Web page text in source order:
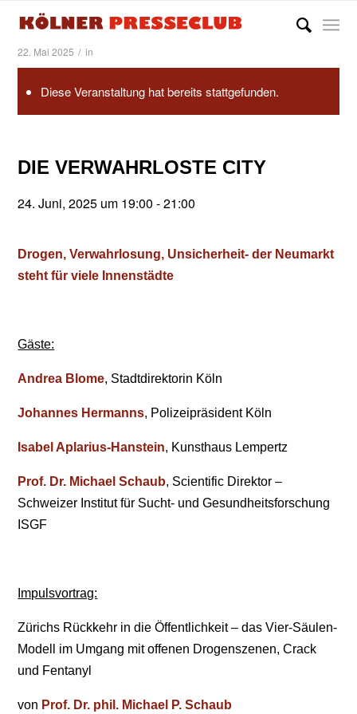
22. Mai 2025 / in
Diese Veranstaltung hat bereits stattgefunden.
DIE VERWAHRLOSTE CITY
24. Juni, 2025 um 19:00 -21:00
Drogen, Verwahrlosung, Unsicherheit- der Neumarkt
steht für viele Innenstädte
Gäste:
Andrea Blome, Stadtdirektorin Köln
Johannes Hermanns, Polizeipräsident Köln
Isabel Aplarius-Hanstein, Kunsthaus Lempertz
Prof. Dr. Michael Schaub, Scientific Direktor –
Schweizer Institut für Sucht- und Gesundheitsforschung
ISGF
Impulsvortrag:
Zürichs Rückkehr in die Öffentlichkeit – das Vier-Säulen-
Modell im Umgang mit offenen Drogenszenen, Crack
und Fentanyl
von Prof. Dr. phil. Michael P. Schaub